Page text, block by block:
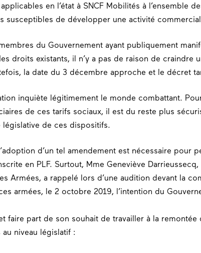
en l’état à SNCF Mobilités à l’ensemble
susceptibles de développer une activité
du Gouvernement ayant publiquement
droits existants, il n’y a pas de raison de craindre
la date du 3 décembre approche et le décret
inquiète légitimement le monde combattant.
de ces tarifs sociaux, il est du reste plus
législative de ces dispositifs.
d’un tel amendement est nécessaire pour
en PLF. Surtout, Mme Geneviève
Armées, a rappelé lors d’une audition devant la
armées, le 2 octobre 2019, l’intention du
faire part de son souhait de travailler à la
niveau législatif :